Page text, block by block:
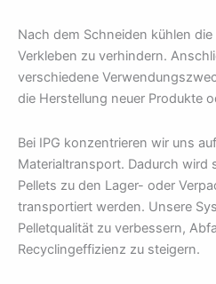
Nach dem Schneiden kühlen die
Verkleben zu verhindern.
verschiedene
die Herstellung neuer Produkte
Bei IPG konzentrieren wir uns
Materialtransport. Dadurch wird
Pellets zu den Lager- oder
transportiert werden. Unsere
Pelletqualität zu verbessern,
Recyclingeffizienz zu steigern.